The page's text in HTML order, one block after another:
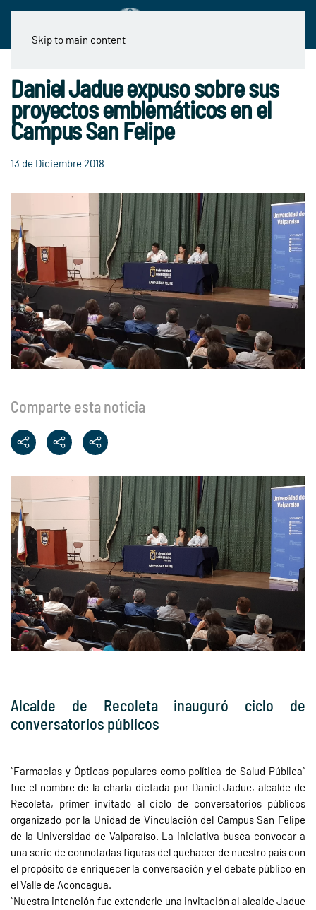
Skip to main content
Daniel Jadue expuso sobre sus
proyectos emblemáticos en el
Campus San Felipe
13 de Diciembre 2018
Comparte esta noticia
Alcalde de Recoleta inauguró ciclo de
conversatorios públicos
“Farmacias y Ópticas populares como política de Salud Pública”
fue el nombre de la charla dictada por Daniel Jadue, alcalde de
Recoleta, primer invitado al ciclo de conversatorios públicos
organizado por la Unidad de Vinculación del Campus San Felipe
de la Universidad de Valparaíso. La iniciativa busca convocar a
una serie de connotadas figuras del quehacer de nuestro país con
el propósito de enriquecer la conversación y el debate público en
el Valle de Aconcagua.
“Nuestra intención fue extenderle una invitación al alcalde Jadue